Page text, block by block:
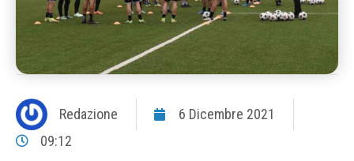
Redazione
6 Dicembre 2021
09:12